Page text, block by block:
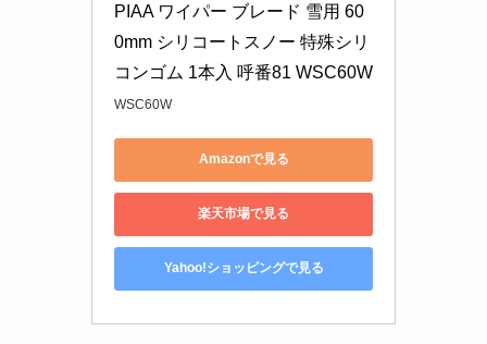
PIAA ワイパー ブレード 雪用 60
0mm シリコートスノー 特殊シリ
コンゴム 1本入 呼番81 WSC60W
WSC60W
Amazonで見る
楽天市場で見る
Yahoo!ショッピングで見る